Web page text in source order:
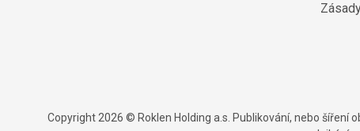
Copyright 2026 © Roklen Holding a.s. Publikování, nebo